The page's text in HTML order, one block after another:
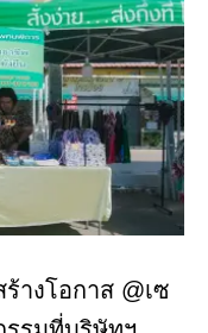
างโอกาส @เซ